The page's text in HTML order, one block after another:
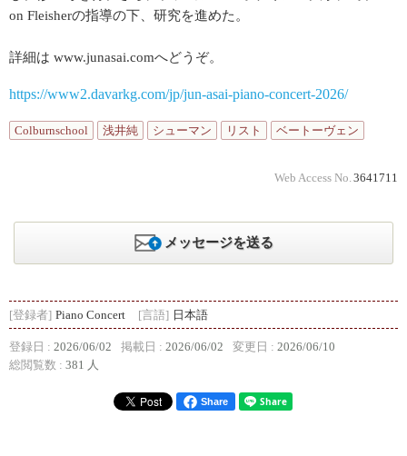
on Fleisherの指導の下、研究を進めた。
詳細は www.junasai.comへどうぞ。
https://www2.davarkg.com/jp/jun-asai-piano-concert-2026/
Colburnschool 浅井純 シューマン リスト ベートーヴェン
Web Access No. 3641711
メッセージを送る
[登録者] Piano Concert [言語] 日本語
登録日 : 2026/06/02 掲載日 : 2026/06/02 変更日 : 2026/06/10
総閲覧数 : 381 人
Share